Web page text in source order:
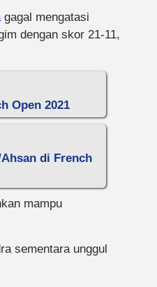
gagal mengatasi
dengan skor 21-11,
Open 2021
di French
mampu
sementara unggul